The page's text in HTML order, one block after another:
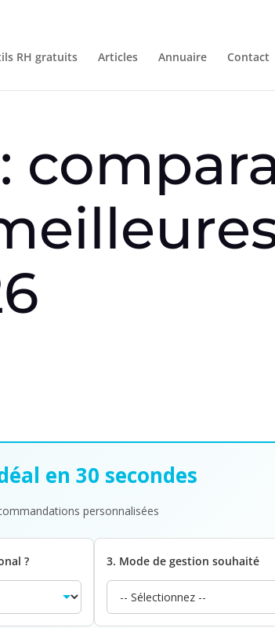
RH gratuits Articles Annuaire Contact
en 30 secondes
personnalisées
? 3. Mode de gestion souhaité